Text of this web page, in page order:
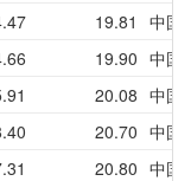
19.81
中国
19.90 中国
20.08 中国
20.70 中国
20.80 中国